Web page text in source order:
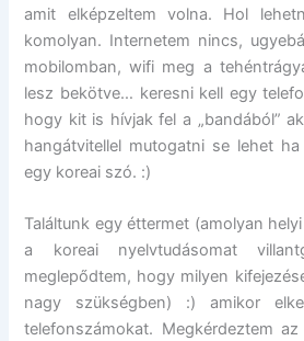
amit elképzeltem volna. Hol
komolyan. Internetem nincs,
mobilomban, wifi meg a
lesz bekötve… keresni kell egy
hogy kit is hívjak fel a „bandából”
hangátvitellel mutogatni se lehet
egy koreai szó. :)
Találtunk egy éttermet (amolyan
a koreai nyelvtudásomat
meglepődtem, hogy milyen
nagy szükségben) :) amikor
telefonszámokat. Megkérdeztem